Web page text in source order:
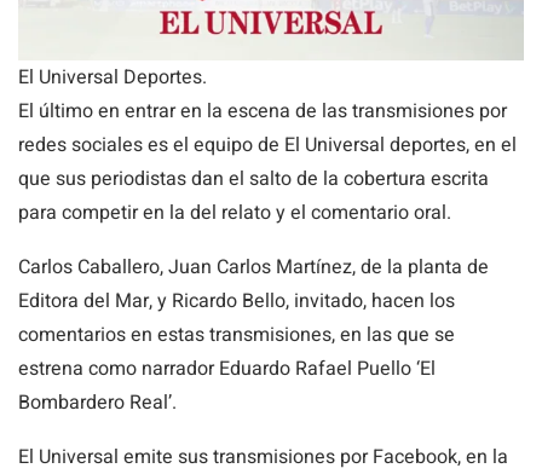
El Universal Deportes.
El último en entrar en la escena de las transmisiones por
redes sociales es el equipo de El Universal deportes, en el
que sus periodistas dan el salto de la cobertura escrita
para competir en la del relato y el comentario oral.
Carlos Caballero, Juan Carlos Martínez, de la planta de
Editora del Mar, y Ricardo Bello, invitado, hacen los
comentarios en estas transmisiones, en las que se
estrena como narrador Eduardo Rafael Puello ‘El
Bombardero Real’.
El Universal emite sus transmisiones por Facebook, en la